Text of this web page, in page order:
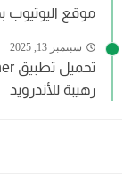
موقع اليوتيوب
سبتمبر 13, 2025
رهيبة للأندرويد